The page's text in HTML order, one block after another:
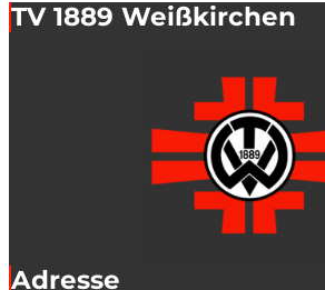
TV 1889 Weißkirchen
Adresse